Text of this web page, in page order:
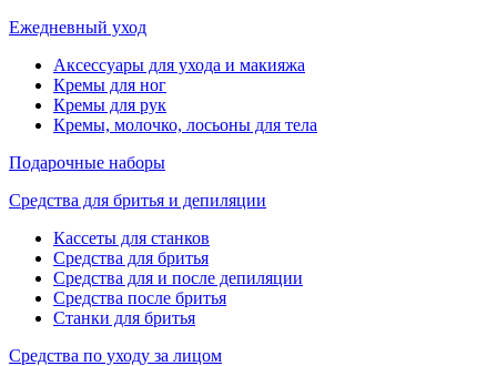
Ежедневный уход
Аксессуары для ухода и макияжа
Кремы для ног
Кремы для рук
Кремы, молочко, лосьоны для тела
Подарочные наборы
Средства для бритья и депиляции
Кассеты для станков
Средства для бритья
Средства для и после депиляции
Средства после бритья
Станки для бритья
Средства по уходу за лицом